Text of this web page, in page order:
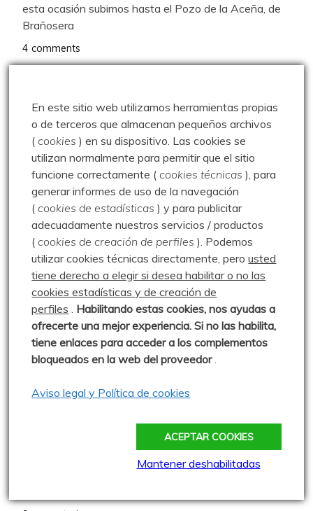
esta ocasión subimos hasta el Pozo de la Aceña, de
Brañosera
4 comments
21.06.09
Publicado: 21 junio 2009
La Escalerilla organizó la Clásica de
Peña Labra: de Golobar a Piedrasluengas haciendo
todas las cumbres,
0 comentarios
Hoyo Sacro – 06.12.24
Publicado: 6 diciembre 2024
Me habían hablado de Hoyo Sacro,
en Alto Campo, y nos pareció una
buen día para
0 comentarios
Publicado: 6 octubre 2010
Mi primera ascensión al Pico Lezna
En este sitio web utilizamos herramientas propias
o de terceros que almacenan pequeños archivos
(cookies ) en su dispositivo. Las cookies se
utilizan normalmente para permitir que el sitio
funcione correctamente (cookies técnicas ), para
generar informes de uso de la navegación
(cookies de estadísticas ) y para publicitar
adecuadamente nuestros servicios / productos
(cookies de creación de perfiles ). Podemos
utilizar cookies técnicas directamente, perousted
tiene derecho a elegir si desea habilitar o no las
cookies estadísticas y de creación de
perfiles . Habilitando estas cookies, nos ayudas a
ofrecerte una mejor experiencia. Si no las habilita,
tiene enlaces para acceder a los complementos
bloqueados en la web del proveedor.
Aviso legal y Política de cookies
ACEPTAR COOKIES
Mantener deshabilitadas